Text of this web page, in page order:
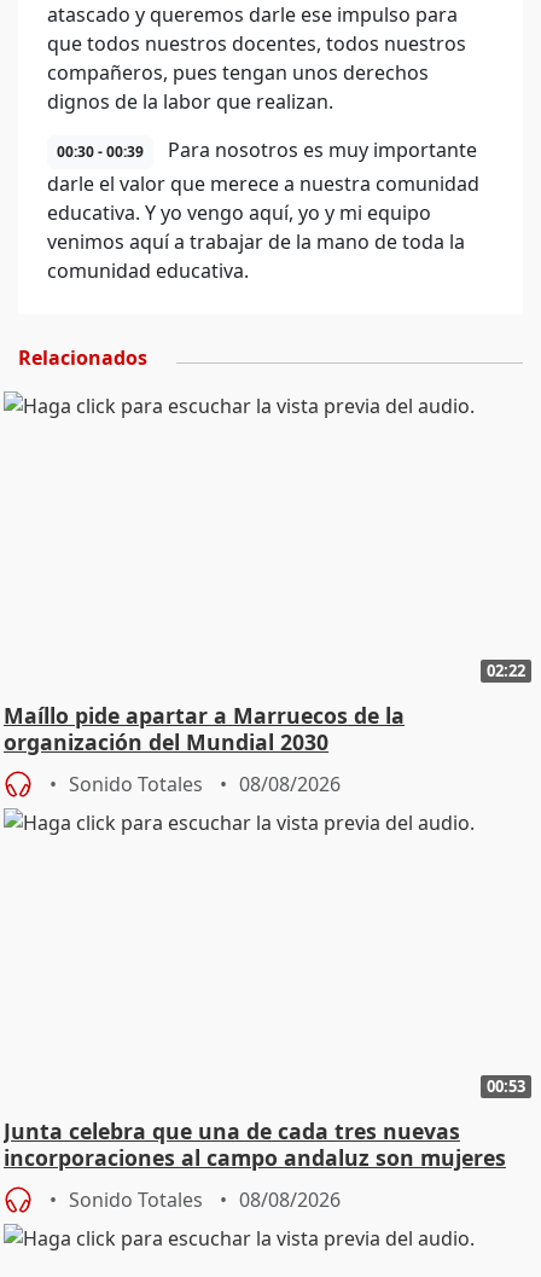
atascado y queremos darle ese impulso para
que todos nuestros docentes, todos nuestros
compañeros, pues tengan unos derechos
dignos de la labor que realizan.
00:30 - 00:39
Para nosotros es muy importante
darle el valor que merece a nuestra comunidad
educativa. Y yo vengo aquí, yo y mi equipo
venimos aquí a trabajar de la mano de toda la
comunidad educativa.
Relacionados
02:22
Maíllo pide apartar a Marruecos de la
organización del Mundial 2030
Sonido Totales 08/08/2026
00:53
Junta celebra que una de cada tres nuevas
incorporaciones al campo andaluz son mujeres
jóvenes
Sonido Totales 08/08/2026